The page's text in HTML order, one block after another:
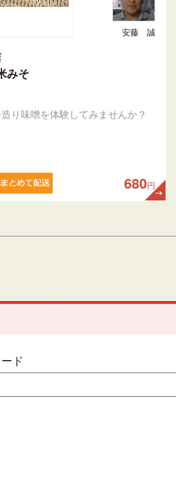
安藤 誠
みそ
り味噌を体験してみませんか？
680円
ド